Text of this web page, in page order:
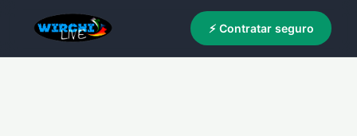
⚡ Contratar seguro